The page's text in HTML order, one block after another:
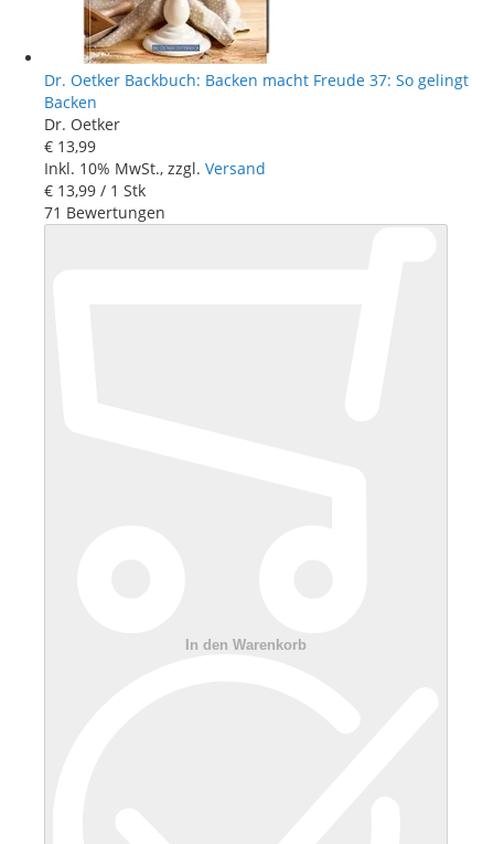
Dr. Oetker Backbuch: Backen macht Freude 37: So gelingt
Backen
Dr. Oetker
€ 13,99
Inkl. 10% MwSt., zzgl. Versand
€ 13,99 / 1 Stk
71 Bewertungen
In den Warenkorb